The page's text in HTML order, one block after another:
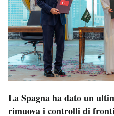
La Spagna ha dato un
rimuova i controlli di